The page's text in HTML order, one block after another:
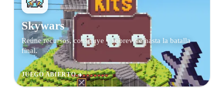
Skywars
Reúne recursos, construye y sobrevive hasta la batalla
final.
JUEGO ABIERTO